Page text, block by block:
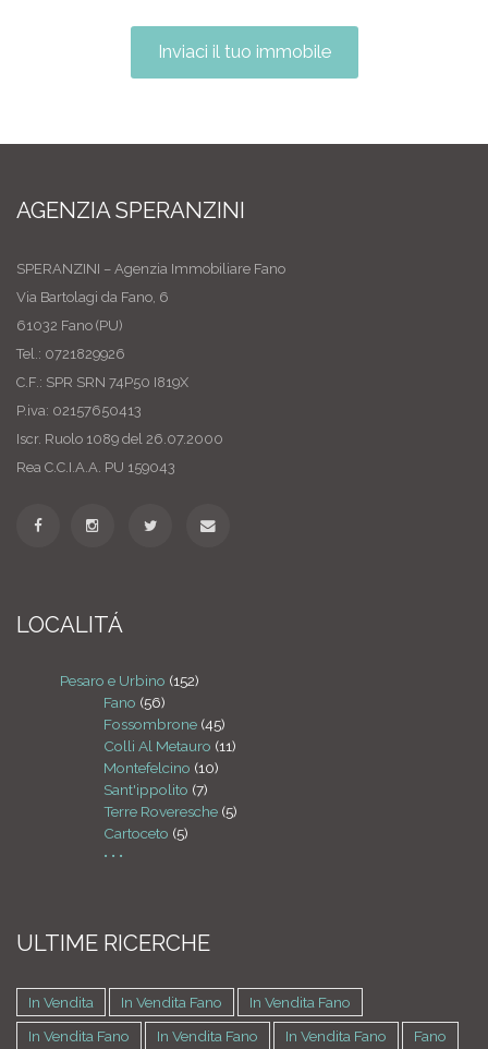
Inviaci il tuo immobile
AGENZIA SPERANZINI
SPERANZINI – Agenzia Immobiliare Fano
Via Bartolagi da Fano, 6
61032 Fano (PU)
Tel.: 0721829926
C.F.: SPR SRN 74P50 I819X
P.iva: 02157650413
Iscr. Ruolo 1089 del 26.07.2000
Rea C.C.I.A.A. PU 159043
LOCALITÁ
Pesaro e Urbino (152)
Fano (56)
Fossombrone (45)
Colli Al Metauro (11)
Montefelcino (10)
Sant'ippolito (7)
Terre Roveresche (5)
Cartoceto (5)
• • •
ULTIME RICERCHE
In Vendita In Vendita Fano
In Vendita Fano
In Vendita Fano
In Vendita Fano In Vendita Fano Fano